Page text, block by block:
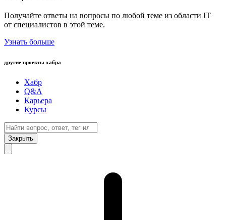
Получайте ответы на вопросы по любой теме из области IT
от специалистов в этой теме.
Узнать больше
другие проекты хабра
Хабр
Q&A
Карьера
Курсы
Закрыть